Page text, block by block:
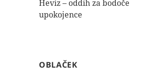
Heviz – oddih za bodoče
upokojence
OBLAČEK